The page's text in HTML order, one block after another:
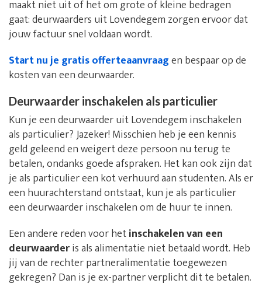
maakt niet uit of het om grote of kleine bedragen
gaat: deurwaarders uit Lovendegem zorgen ervoor dat
jouw factuur snel voldaan wordt.
Start nu je gratis offerteaanvraagen bespaar op de
kosten van een deurwaarder.
Deurwaarder inschakelen als particulier
Kun je een deurwaarder uit Lovendegem inschakelen
als particulier? Jazeker! Misschien heb je een kennis
geld geleend en weigert deze persoon nu terug te
betalen, ondanks goede afspraken. Het kan ook zijn dat
je als particulier een kot verhuurd aan studenten. Als er
een huurachterstand ontstaat, kun je als particulier
een deurwaarder inschakelen om de huur te innen.
Een andere reden voor hetinschakelen van een
deurwaarderis als alimentatie niet betaald wordt. Heb
jij van de rechter partneralimentatie toegewezen
gekregen? Dan is je ex-partner verplicht dit te betalen.